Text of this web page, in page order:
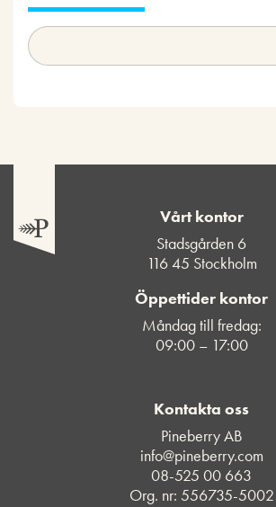
Vårt kontor
Stadsgården 6
116 45 Stockholm
Öppettider kontor
Måndag till fredag:
09:00 – 17:00
Kontakta oss
Pineberry AB
info@pineberry.com
08-525 00 663
Org. nr: 556735-5002